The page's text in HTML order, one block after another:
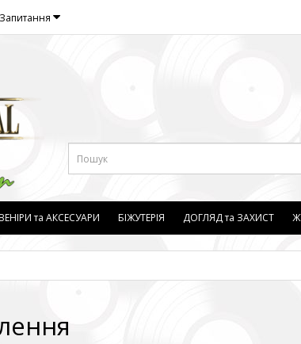
Запитання
та АКСЕСУАРИ БІЖУТЕРІЯ ДОГЛЯД та ЗАХИСТ